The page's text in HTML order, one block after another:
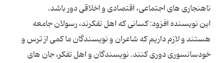
این نویسنده افزود: كسانی كه اهل تفكرند، رسولان جامعه
هستند و لازم داریم كه شاعران و نویسندگان ما كمی از ترس و
خودسانسوری دوری كنند. نویسندگان و اهل تفكر، جان های